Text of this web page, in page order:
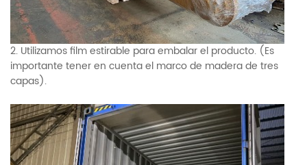
2. Utilizamos film estirable para embalar el producto. (Es
importante tener en cuenta el marco de madera de tres
capas).